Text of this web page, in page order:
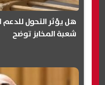
هل يؤثر التحول للدعم
شعبة المخابز توضح